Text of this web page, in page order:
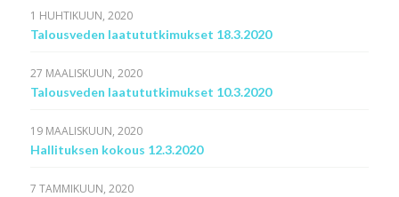
1 HUHTIKUUN, 2020
Talousveden laatututkimukset 18.3.2020
27 MAALISKUUN, 2020
Talousveden laatututkimukset 10.3.2020
19 MAALISKUUN, 2020
Hallituksen kokous 12.3.2020
7 TAMMIKUUN, 2020